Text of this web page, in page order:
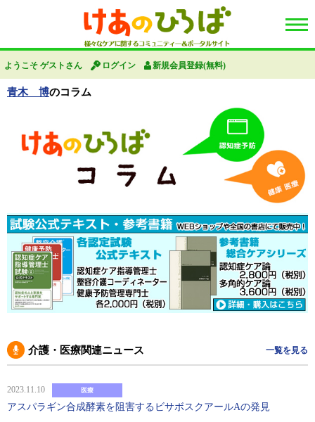
ようこそ ゲストさん ログイン 新規会員登録(無料)
青木 博のコラム
介護・医療関連ニュース 一覧を見る
2023.11.10 医療
アスパラギン合成酵素を阻害するビサボスクアールAの発見